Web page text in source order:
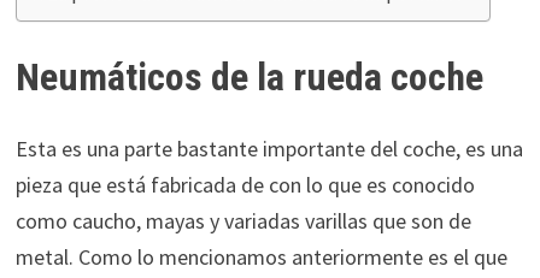
Neumáticos de la rueda coche
Esta es una parte bastante importante del coche, es una
pieza que está fabricada de con lo que es conocido
como caucho, mayas y variadas varillas que son de
metal. Como lo mencionamos anteriormente es el que